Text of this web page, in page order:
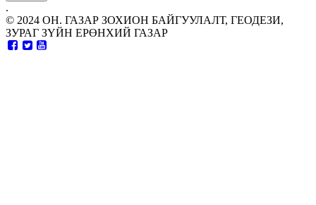
.
© 2024 ОН. ГАЗАР ЗОХИОН БАЙГУУЛАЛТ, ГЕОДЕЗИ,
ЗУРАГ ЗҮЙН ЕРӨНХИЙ ГАЗАР